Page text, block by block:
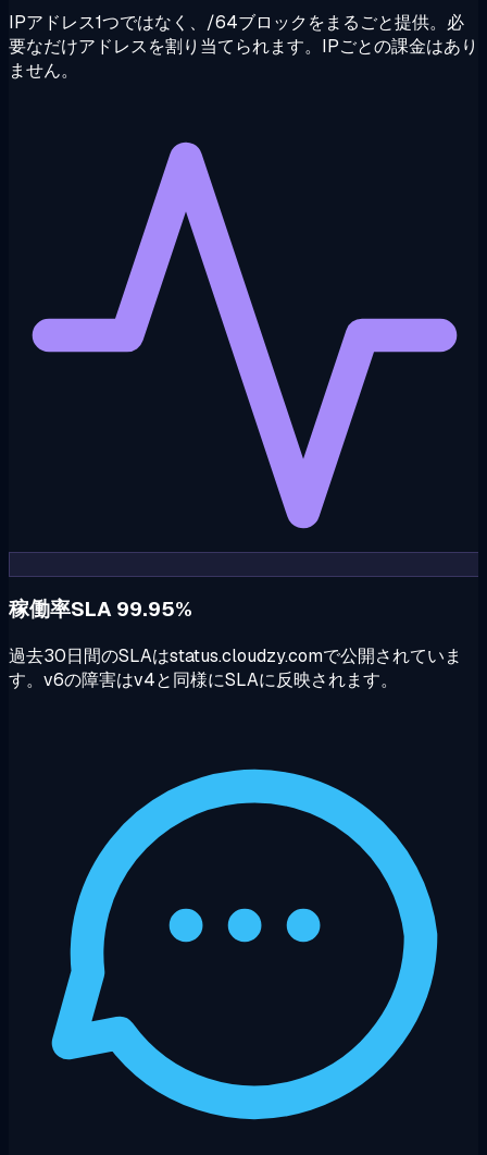
IPアドレス1つではなく、/64ブロックをまるごと提供。必
要なだけアドレスを割り当てられます。IPごとの課金はあり
ません。
稼働率SLA 99.95%
過去30日間のSLAはstatus.cloudzy.comで公開されていま
す。v6の障害はv4と同様にSLAに反映されます。